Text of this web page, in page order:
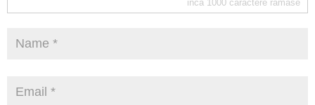
inca 1000 caractere ramase